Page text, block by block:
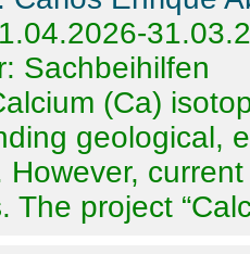
Sachbeihilfen
(Ca)
geological,
However,
The project